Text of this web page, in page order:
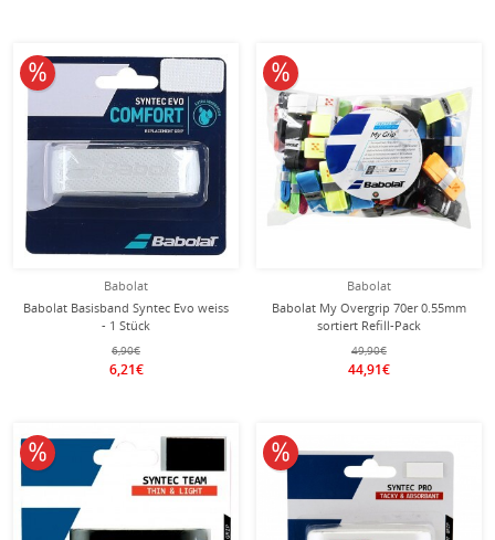
Babolat
Babolat Basisband Syntec Evo weiss
- 1 Stück
6,90€
6,21€
10% reduziert
Babolat
Babolat My Overgrip 70er 0.55mm
sortiert Refill-Pack
49,90€
44,91€
10% reduziert
10% reduziert 10% reduziert